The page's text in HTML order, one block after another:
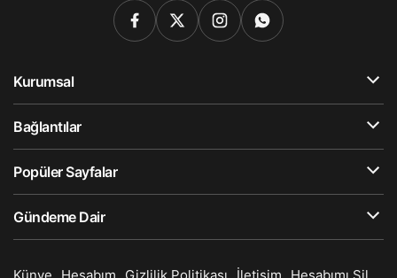
Kurumsal
Bağlantılar
Popüler Sayfalar
Gündeme Dair